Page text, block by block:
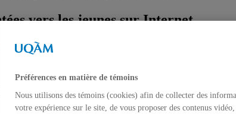
vers les jeunes sur Internet
,Uncategorized
de prendre votre petit dernier au service de garde de
ne connaissez pas, le nomme et vous dit « c’est
Préférences en matière de témoins
Nous utilisons des témoins (cookies) afin de collecter des
votre expérience sur le site, de vous proposer des contenus